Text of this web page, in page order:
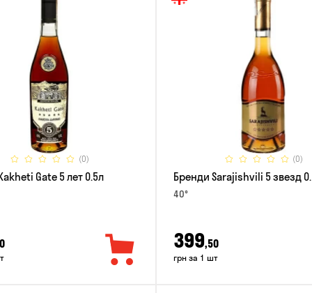
(0)
Gate 5 лет 0.5л
(0)
Бренди Sarajishvili 5 звезд
40°
399,50
грн за 1 шт